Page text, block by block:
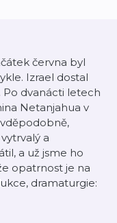
června byl
Izrael dostal
dvanácti letech
Netanjahua v
a
a už jsme ho
opatrnost je na
dramaturgie: